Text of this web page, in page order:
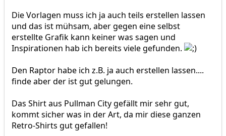
Die Vorlagen muss ich ja auch teils erstellen lassen
und das ist mühsam, aber gegen eine selbst
erstellte Grafik kann keiner was sagen und
Inspirationen hab ich bereits viele gefunden.
Den Raptor habe ich z.B. ja auch erstellen lassen....
finde aber der ist gut gelungen.
Das Shirt aus Pullman City gefällt mir sehr gut,
kommt sicher was in der Art, da mir diese ganzen
Retro-Shirts gut gefallen!